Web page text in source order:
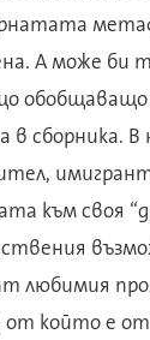
А може би
обобщаващо
сборника. В
към своя
любимия
който е